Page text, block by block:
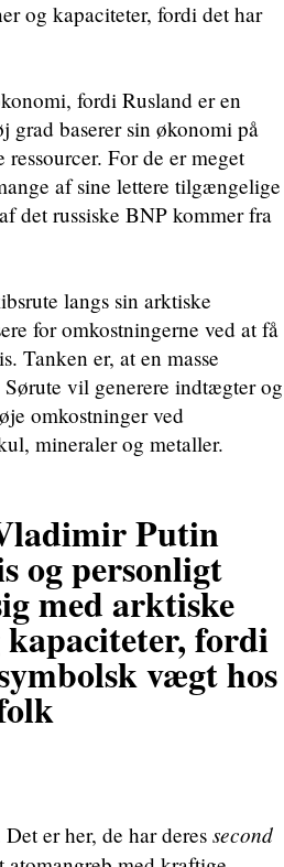
og kapaciteter, fordi det har
fordi Rusland er en
grad baserer sin økonomi på
For de er meget
af sine lettere tilgængelige
det russiske BNP kommer fra
langs sin arktiske
for omkostningerne ved at få
Tanken er, at en masse
vil generere indtægter og
omkostninger ved
mineraler og metaller.
Putin
og personligt
med arktiske
kapaciteter, fordi
vægt hos
er her, de har deres second